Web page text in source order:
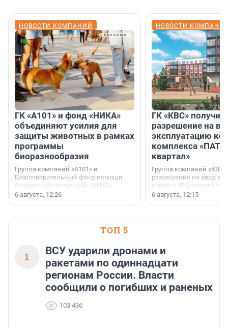
НОВОСТИ КОМПАНИЙ
ГК «А101» и фонд «НИКА»
объединяют усилия для
защиты животных в рамках
программы
биоразнообразия
Группа компаний «А101» и
Благотворительный фонд помощи
бездомным животным «НИКА»
заключили соглашение о
6 августа, 12:26
НОВОСТИ
ГК «КВС»
разрешение на
эксплуатацию
комплекса
квартал»
Группа компаний
разрешение на ввод в
корпуса № 2 жилого
Уютный квартал»,
6 августа, 12:15
ТОП 5
1
ВСУ ударили дронами и
ракетами по одиннадцати
регионам России. Власти
сообщили о погибших и раненых
103 436